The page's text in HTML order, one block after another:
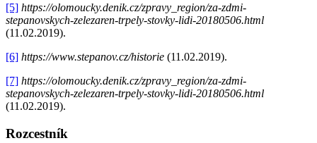
[5] https://olomoucky.denik.cz/zpravy_region/za-zdmi-
stepanovskych-zelezaren-trpely-stovky-lidi-20180506.html
(11.02.2019).
[6] https://www.stepanov.cz/historie (11.02.2019).
[7] https://olomoucky.denik.cz/zpravy_region/za-zdmi-
stepanovskych-zelezaren-trpely-stovky-lidi-20180506.html
(11.02.2019).
Rozcestník